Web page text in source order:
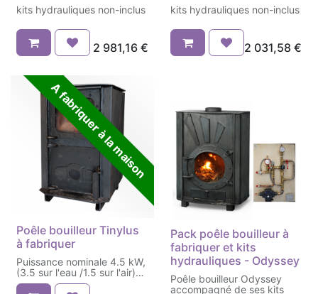
kits hydrauliques non-inclus
2 981,16€
kits hydrauliques non-inclus
2 031,58 €
A fabriquer à la maison
Poêle bouilleur Tinylus
à fabriquer
Puissance nominale 4.5 kW,
(3.5 sur l'eau /1.5 sur l'air)
Rendement 80%, poids 120
Pack poêle bouilleur à
fabriquer et kits
hydrauliques - Odyssey
Poêle bouilleur Odyssey
accompagné de ses kits